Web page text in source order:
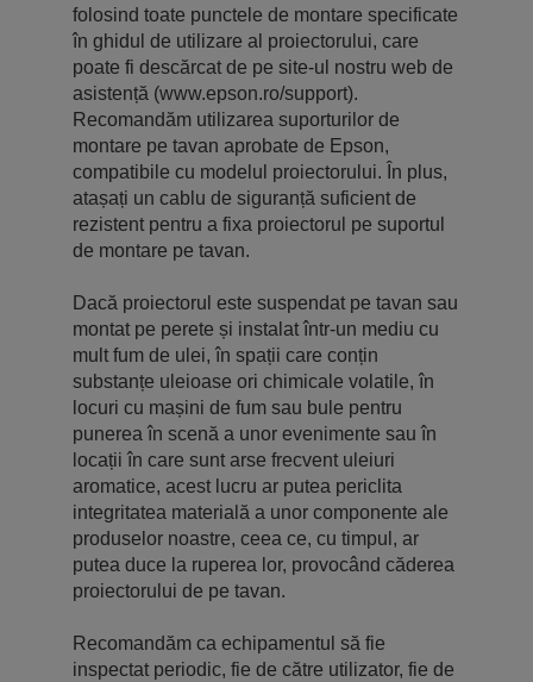
folosind toate punctele de montare specificate
în ghidul de utilizare al proiectorului, care
poate fi descărcat de pe site-ul nostru web de
asistență (www.epson.ro/support).
Recomandăm utilizarea suporturilor de
montare pe tavan aprobate de Epson,
compatibile cu modelul proiectorului. În plus,
atașați un cablu de siguranță suficient de
rezistent pentru a fixa proiectorul pe suportul
de montare pe tavan.
Dacă proiectorul este suspendat pe tavan sau
montat pe perete și instalat într-un mediu cu
mult fum de ulei, în spații care conțin
substanțe uleioase ori chimicale volatile, în
locuri cu mașini de fum sau bule pentru
punerea în scenă a unor evenimente sau în
locații în care sunt arse frecvent uleiuri
aromatice, acest lucru ar putea periclita
integritatea materială a unor componente ale
produselor noastre, ceea ce, cu timpul, ar
putea duce la ruperea lor, provocând căderea
proiectorului de pe tavan.
Recomandăm ca echipamentul să fie
inspectat periodic, fie de către utilizator, fie de